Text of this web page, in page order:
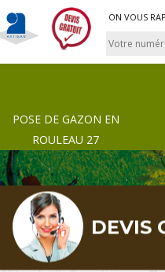
ON VOUS
POSE DE GAZON EN
ROULEAU 27
DEVIS